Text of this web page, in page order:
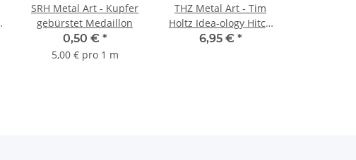
SRH Metal Art - Kupfer
gebürstet Medaillon
0,50 € *
5,00 € pro 1 m
THZ Metal Art - Tim
Holtz Idea-ology Hitch
Fastener
6,95 € *